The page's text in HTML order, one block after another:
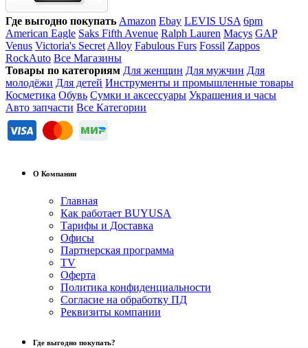
Где выгодно покупать Amazon Ebay LEVIS USA 6pm
American Eagle Saks Fifth Avenue Ralph Lauren Macys GAP
Venus Victoria's Secret Alloy Fabulous Furs Fossil Zappos
RockAuto Все Магазины
Товары по категориям Для женщин Для мужчин Для
молодёжи Для детей Инструменты и промышленные товары
Косметика Обувь Сумки и аксессуары Украшения и часы
Авто запчасти Все Категории
О Компании
Главная
Как работает BUYUSA
Тарифы и Доставка
Офисы
Партнерская программа
TV
Оферта
Политика конфиденциальности
Согласие на обработку ПД
Реквизиты компании
Где выгодно покупать?